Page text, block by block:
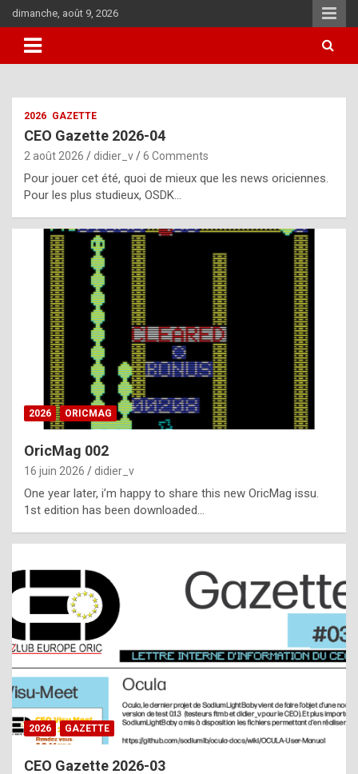
Skip
to
content
dimanche, août 9, 2026
i
u
l
y
d
i
ff
i
l
t
t
s
t
a
s
i
2026 GAZETTE
CEO Gazette 2026-04
2 août 2026 didier_v 6 Comments
Pour jouer cet été, quoi de mieux que les news oriciennes.
Pour les plus studieux, OSDK…
2026 ORICMAG
OricMag 002
16 juin 2026 didier_v
One year later, i’m happy to share this new OricMag issu.
1st edition has been downloaded…
2026 GAZETTE
CEO Gazette 2026-03